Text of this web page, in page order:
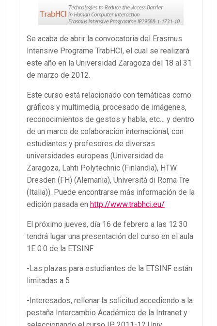
Se acaba de abrir la convocatoria del Erasmus
Intensive Programe TrabHCI, el cual se realizará
este año en la Universidad Zaragoza del 18 al 31
de marzo de 2012.
Este curso está relacionado con temáticas como
gráficos y multimedia, procesado de imágenes,
reconocimientos de gestos y habla, etc… y dentro
de un marco de colaboración internacional, con
estudiantes y profesores de diversas
universidades europeas (Universidad de
Zaragoza, Lahti Polytechnic (Finlandia), HTW
Dresden (FH) (Alemania), Università di Roma Tre
(Italia)). Puede encontrarse más información de la
edición pasada en http://www.trabhci.eu/
El próximo jueves, día 16 de febrero a las 12:30
tendrá lugar una presentación del curso en el aula
1E 0.0 de la ETSINF
-Las plazas para estudiantes de la ETSINF están
limitadas a 5
-Interesados, rellenar la solicitud accediendo a la
pestaña Intercambio Académico de la Intranet y